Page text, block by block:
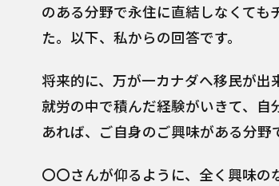
のある分野で永住に直結しなくても
た。以下、私からの回答です。
将来的に、万が一カナダへ移民が出
就労の中で積んだ経験がいきて、自
あれば、ご自身のご興味がある分野
〇〇さんが仰るように、全く興味